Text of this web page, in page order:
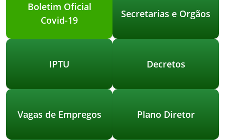
Boletim Oficial
Covid-19
Secretarias e Orgãos
IPTU Decretos
Vagas de Empregos Plano Diretor